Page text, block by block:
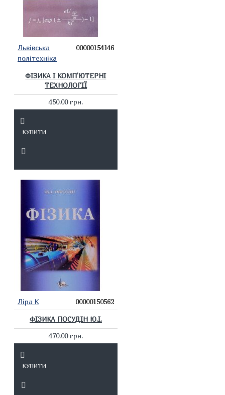
Львівська
політехніка
00000154146
ФІЗИКА І КОМП'ЮТЕРНІ
ТЕХНОЛОГІЇ
450.00 грн.
КУПИТИ
Ліра К 00000150562
ФІЗИКА ПОСУДІН Ю.І.
470.00 грн.
КУПИТИ